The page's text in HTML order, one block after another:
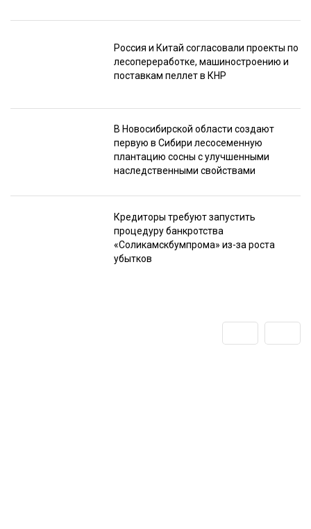
Россия и Китай согласовали проекты по
лесопереработке, машиностроению и
поставкам пеллет в КНР
В Новосибирской области создают
первую в Сибири лесосеменную
плантацию сосны с улучшенными
наследственными свойствами
Кредиторы требуют запустить
процедуру банкротства
«Соликамскбумпрома» из-за роста
убытков